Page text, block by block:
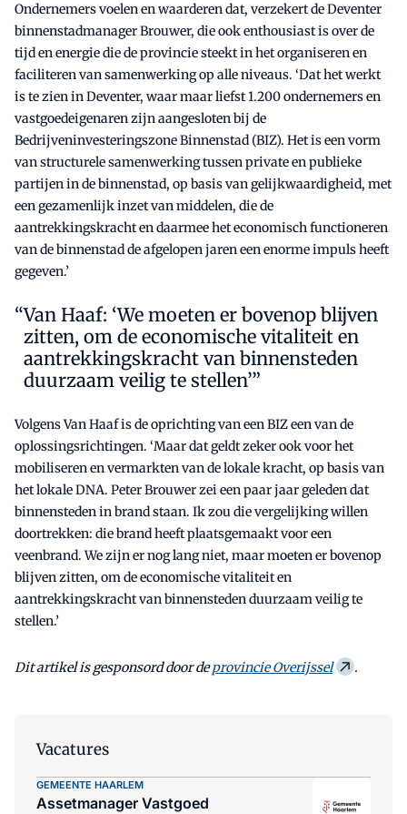
Ondernemers voelen en waarderen dat, verzekert de Deventer
binnenstadmanager Brouwer, die ook enthousiast is over de
tijd en energie die de provincie steekt in het organiseren en
faciliteren van samenwerking op alle niveaus. ‘Dat het werkt
is te zien in Deventer, waar maar liefst 1.200 ondernemers en
vastgoedeigenaren zijn aangesloten bij de
Bedrijveninvesteringszone Binnenstad (BIZ). Het is een vorm
van structurele samenwerking tussen private en publieke
partijen in de binnenstad, op basis van gelijkwaardigheid, met
een gezamenlijk inzet van middelen, die de
aantrekkingskracht en daarmee het economisch functioneren
van de binnenstad de afgelopen jaren een enorme impuls heeft
gegeven.’
Van Haaf: ‘We moeten er bovenop blijven
zitten, om de economische vitaliteit en
aantrekkingskracht van binnensteden
duurzaam veilig te stellen’”
Volgens Van Haaf is de oprichting van een BIZ een van de
oplossingsrichtingen. ‘Maar dat geldt zeker ook voor het
mobiliseren en vermarkten van de lokale kracht, op basis van
het lokale DNA. Peter Brouwer zei een paar jaar geleden dat
binnensteden in brand staan. Ik zou die vergelijking willen
doortrekken: die brand heeft plaatsgemaakt voor een
veenbrand. We zijn er nog lang niet, maar moeten er bovenop
blijven zitten, om de economische vitaliteit en
aantrekkingskracht van binnensteden duurzaam veilig te
stellen.’
Dit artikel is gesponsord door deprovincie Overijssel .
Vacatures
GEMEENTE HAARLEM
Assetmanager Vastgoed